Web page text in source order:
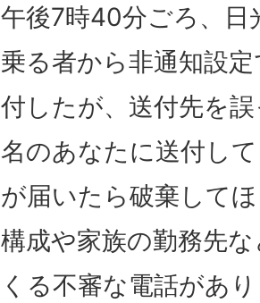
午後7時40分ごろ、日
乗る者から非通知設
付したが、送付先を
名のあなたに送付し
が届いたら破棄して
構成や家族の勤務先
くる不審な電話があ